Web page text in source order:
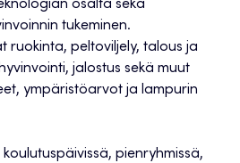
osalta sekä
tukeminen.
ruokinta, peltoviljely, talous ja
jalostus sekä muut
ympäristöarvot ja lampurin
pienryhmissä,